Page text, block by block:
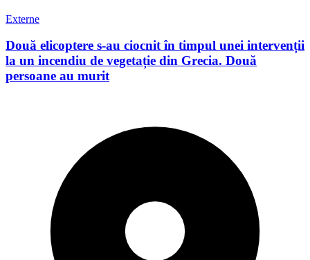
Externe
Două elicoptere s-au ciocnit în timpul unei intervenții
la un incendiu de vegetație din Grecia. Două
persoane au murit